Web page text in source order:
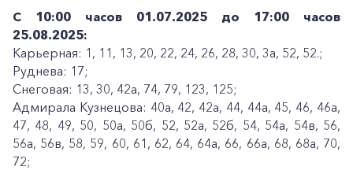
С 10:00 часов 01.07.2025 до 17:00 часов
25.08.2025:
Карьерная: 1, 11, 13, 20, 22, 24, 26, 28, 30, 3а, 52, 52.;
Руднева: 17;
Снеговая: 13, 30, 42а, 74, 79, 123, 125;
Адмирала Кузнецова: 40а, 42, 42а, 44, 44а, 45, 46, 46а,
47, 48, 49, 50, 50а, 50б, 52, 52а, 52б, 54, 54а, 54в, 56,
56а, 56в, 58, 59, 60, 61, 62, 64, 64а, 66, 66а, 68, 68а, 70,
72;